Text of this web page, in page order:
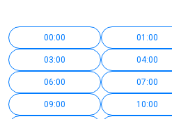
00:00 01:00
03:00 04:00
06:00 07:00
09:00 10:00